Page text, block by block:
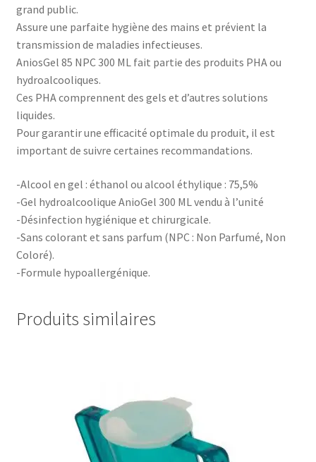
grand public.
Assure une parfaite hygiène des mains et prévient la
transmission de maladies infectieuses.
AniosGel 85 NPC 300 ML fait partie des produits PHA ou
hydroalcooliques.
Ces PHA comprennent des gels et d’autres solutions
liquides.
Pour garantir une efficacité optimale du produit, il est
important de suivre certaines recommandations.
-Alcool en gel : éthanol ou alcool éthylique : 75,5%
-Gel hydroalcoolique AnioGel 300 ML vendu à l’unité
-Désinfection hygiénique et chirurgicale.
-Sans colorant et sans parfum (NPC : Non Parfumé, Non
Coloré).
-Formule hypoallergénique.
Produits similaires